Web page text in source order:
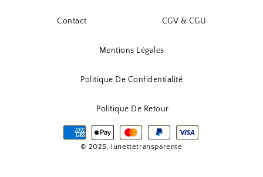
Contact CGV & CGU
Mentions Légales
Politique De Confidentialité
Politique De Retour
© 2025, lunettetransparente